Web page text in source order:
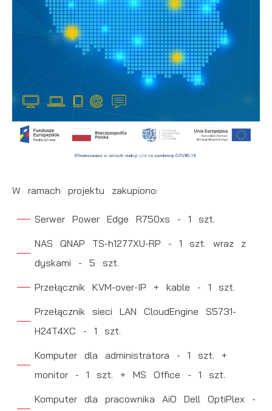
W ramach projektu zakupiono:
Serwer Power Edge R750xs - 1 szt.
NAS QNAP TS-h1277XU-RP - 1 szt. wraz z
dyskami - 5 szt.
Przełącznik KVM-over-IP + kable - 1 szt.
Przełącznik sieci LAN CloudEngine S5731-
H24T4XC - 1 szt.
Komputer dla administratora - 1 szt. +
monitor - 1 szt. + MS Office - 1 szt.
Komputer dla pracownika AiO Dell OptiPlex -